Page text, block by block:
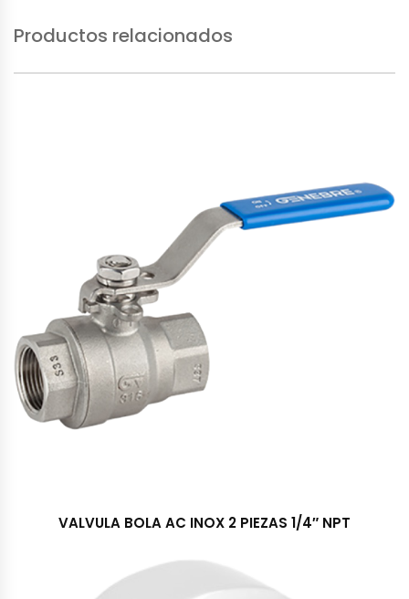
Productos relacionados
VALVULA BOLA AC INOX 2 PIEZAS 1/4″ NPT